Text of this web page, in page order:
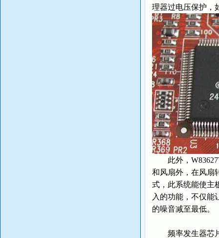
理器过电压保护，
此外，
和风扇外，在风扇
式，此系统能使主
入的功能，不仅能
的噪音减至最低。
频率发生器芯